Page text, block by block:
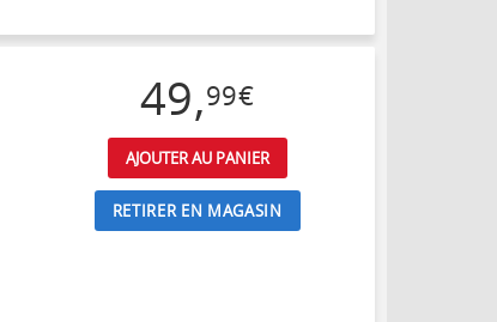
49,99€
AJOUTER AU PANIER
RETIRER EN MAGASIN